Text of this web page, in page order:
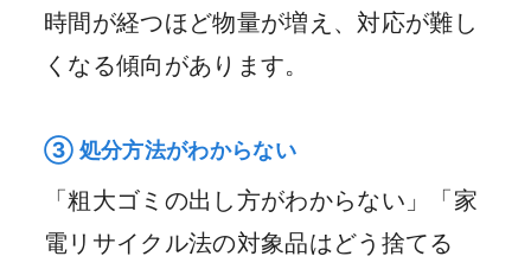
時間が経つほど物量が増え、対応が難し
くなる傾向があります。
③ 処分方法がわからない
「粗大ゴミの出し方がわからない」「家
電リサイクル法の対象品はどう捨てる